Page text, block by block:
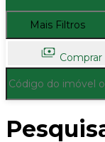
Mais Filtros
Comprar